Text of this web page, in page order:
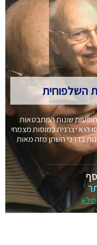
השלפוחית
שונות המתבטאות
היא יצרנית כמוסות מצמחי
בדרכי השתן מזה מאות